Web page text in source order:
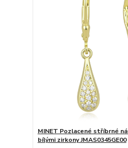
MINET Pozlacené stříbrné
bílými zirkony JMAS0345GE00